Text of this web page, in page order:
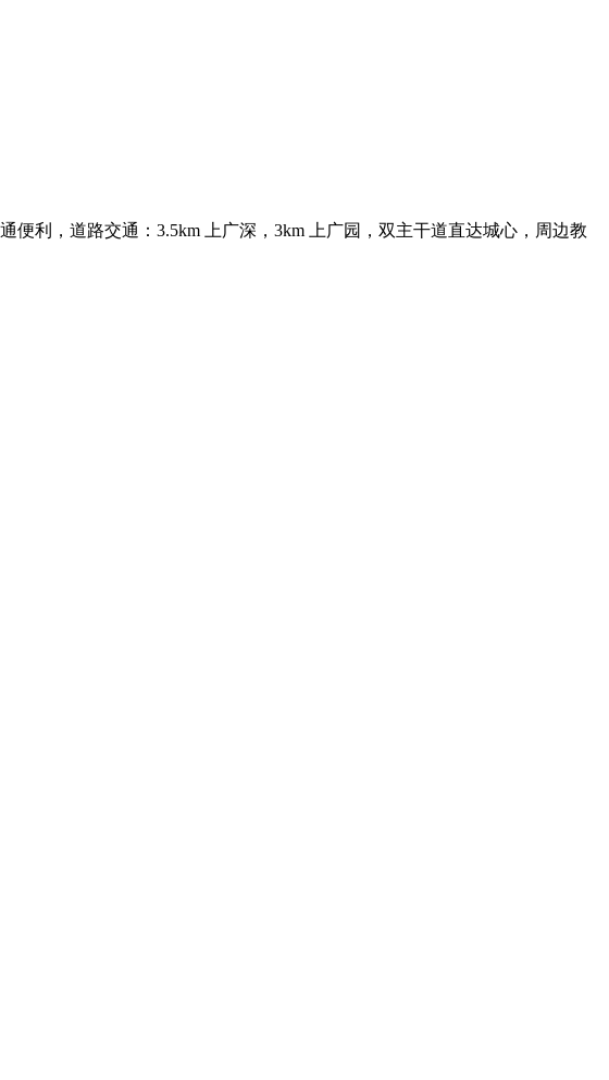
利，道路交通：3.5km 上⼴深，3km 上⼴园，双主⼲道直达城⼼，周边教